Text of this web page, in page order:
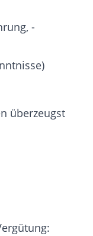
-
überzeugst